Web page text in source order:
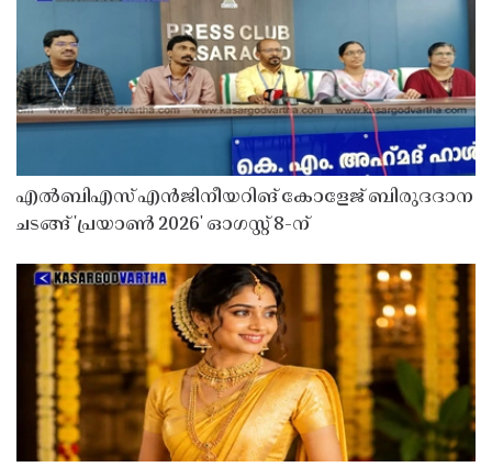
എൽബിഎസ് എൻജിനീയറിങ് കോളേജ് ബിരുദദാന
ചടങ്ങ് 'പ്രയാൺ 2026' ഓഗസ്റ്റ് 8-ന്